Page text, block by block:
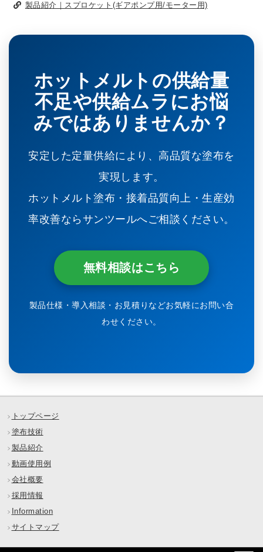
製品紹介｜スプロケット(ギアポンプ用/モーター用)
ホットメルトの供給量
不足や供給ムラにお悩
みではありませんか？
安定した定量供給により、高品質な塗布を
実現します。
ホットメルト塗布・接着品質向上・生産効
率改善ならサンツールへご相談ください。
無料相談はこちら
製品仕様・導入相談・お見積りなどお気軽にお問い合
わせください。
トップページ
塗布技術
製品紹介
動画使用例
会社概要
採用情報
Information
サイトマップ